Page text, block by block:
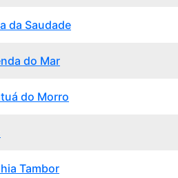
da Saudade
do Mar
do Morro
Tambor